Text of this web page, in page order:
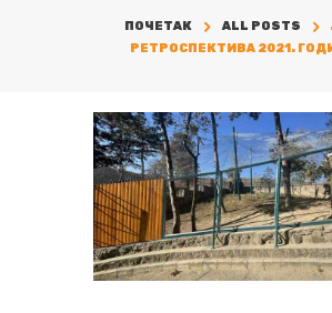
ПОЧЕТАК ALL POSTS
РЕТРОСПЕКТИВА 2021.